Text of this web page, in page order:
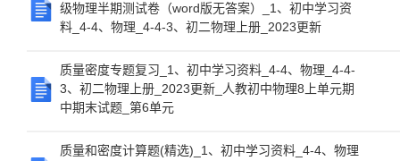
级物理半期测试卷（word版无答案）_1、初中学习资
料_4-4、物理_4-4-3、初二物理上册_2023更新
质量密度专题复习_1、初中学习资料_4-4、物理_4-4-
3、初二物理上册_2023更新_人教初中物理8上单元期
中期末试题_第6单元
质量和密度计算题(精选)_1、初中学习资料_4-4、物理